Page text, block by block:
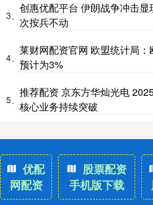
3、
创惠优配平台 伊朗战争冲击
次按兵不动
4、
莱财网配资官网 欧盟统计局
预计为3%
5、
推荐配资 京东方华灿光电
核心业务持续突破
优配
网配资
股票配资
手机版下载